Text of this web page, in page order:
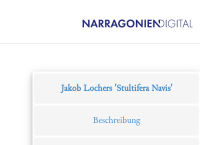
Jakob Lochers 'Stultifera Navis'
Beschreibung